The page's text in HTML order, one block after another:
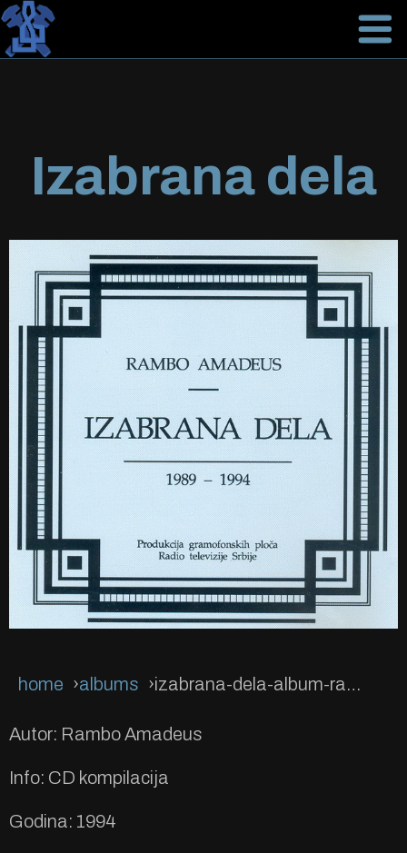
Izabrana dela
home albums izabrana-dela-album-rambo
Autor: Rambo Amadeus
Info: CD kompilacija
Godina: 1994